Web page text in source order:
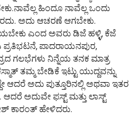
ಹಿಂದೂ ನಾವೆಲ್ಲ ಒಂದು
ಅದು ಆಚರಣೆ ಆಗಬೇಕು.
ಎಂದ ಅವರು ಡಿಜೆ ಹಳ್ಳಿ, ಕೆಜೆ
ಪ್ರತಿಭಟನೆ, ಪಾದರಾಯನಪುರ,
ಗಲಭೆಗಳು ನಿನ್ನೆಯ ತನಕ ಮಾತ್ರ
ತಮ್ಮ ಬೇಡಿಕೆ ಇಟ್ಟು ಯುದ್ದವನ್ನು
ಆದರೆ ಅದು ಪುತ್ತೂರಿನಲ್ಲಿ ಅಥವಾ ಇತರ
ಅದುವೇ ಫಸ್ಟ್ ಮತ್ತು ಲಾಸ್ಟ್
ಕಾರಂತ್ ಹೇಳಿದರು.